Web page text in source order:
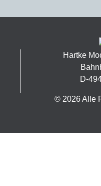
Hartke
D-
© 2026 Alle